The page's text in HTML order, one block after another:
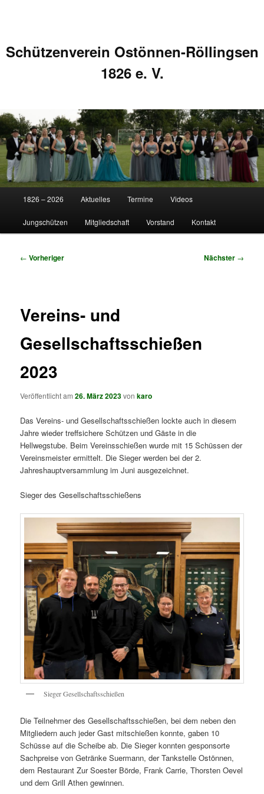
Schützenverein Ostönnen-Röllingsen
1826 e. V.
Zum
primären
Zum
sekundären
1826 – 2026 Aktuelles Termine Videos
Jungschützen Mitgliedschaft Vorstand Kontakt
Beitragsnavigation
← Vorheriger Nächster →
Vereins- und
Gesellschaftsschießen
2023
Veröffentlicht am26. März 2023vonkaro
Das Vereins- und Gesellschaftsschießen lockte auch in diesem
Jahre wieder treffsichere Schützen und Gäste in die
Hellwegstube. Beim Vereinsschießen wurde mit 15 Schüssen der
Vereinsmeister ermittelt. Die Sieger werden bei der 2.
Jahreshauptversammlung im Juni ausgezeichnet.
Sieger des Gesellschaftsschießens
Sieger Gesellschaftsschießen
Die Teilnehmer des Gesellschaftsschießen, bei dem neben den
Mitgliedern auch jeder Gast mitschießen konnte, gaben 10
Schüsse auf die Scheibe ab. Die Sieger konnten gesponsorte
Sachpreise von Getränke Suermann, der Tankstelle Ostönnen,
dem Restaurant Zur Soester Börde, Frank Carrie, Thorsten Oevel
und dem Grill Athen gewinnen.